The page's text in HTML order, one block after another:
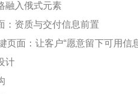
融入俄式元素
：资质与交付信息前置
页面：让客户“愿意留下可用信
计